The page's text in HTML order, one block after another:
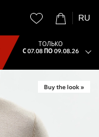
RU
ТОЛЬКО
С 07.08 ПО 09.08.26
Buy the look »